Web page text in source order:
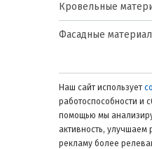
Кровельные
Фасадные
Наш сайт использует
работоспособности и
помощью мы
активность, улучшаем
рекламу более